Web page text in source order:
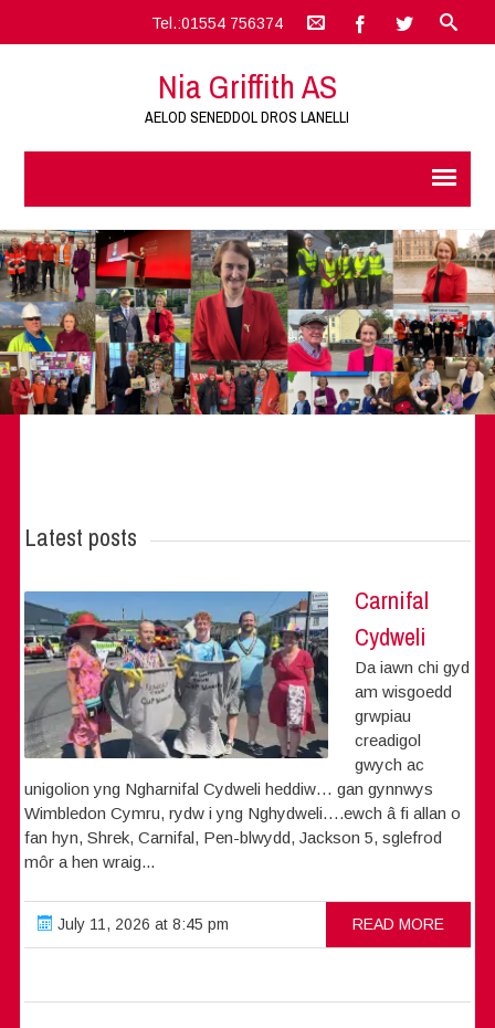
Tel.:01554 756374
Nia Griffith AS
AELOD SENEDDOL DROS LANELLI
Latest posts
Carnifal
Cydweli
Da iawn chi gyd
am wisgoedd
grwpiau
creadigol
gwych ac
unigolion yng Ngharnifal Cydweli heddiw… gan gynnwys
Wimbledon Cymru, rydw i yng Nghydweli….ewch â fi allan o
fan hyn, Shrek, Carnifal, Pen-blwydd, Jackson 5, sglefrod
môr a hen wraig...
July 11, 2026 at 8:45 pm READ MORE